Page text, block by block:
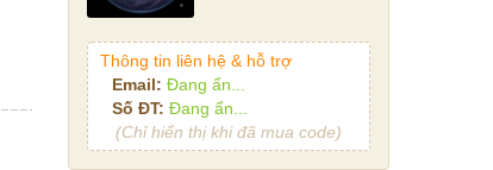
Thông tin liên hệ & hỗ trợ
Email: Đang ẩn...
Số ĐT: Đang ẩn...
(Chỉ hiển thị khi đã mua code)